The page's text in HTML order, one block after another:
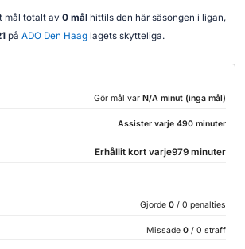
mål totalt av 0 mål hittils den här säsongen i ligan,
på ADO Den Haaglagets skytteliga.
Gör mål var N/A minut (inga mål)
Assister varje 490 minuter
Erhållit kort varje979 minuter
Gjorde 0 / 0 penalties
Missade 0 / 0 straff